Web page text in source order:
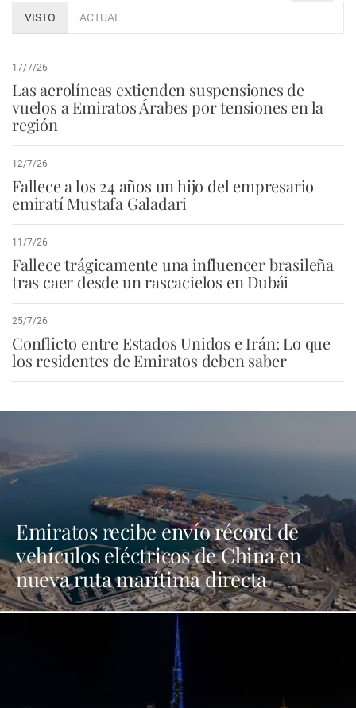
VISTO ACTUAL
17/7/26
Las aerolíneas extienden suspensiones de
vuelos a Emiratos Árabes por tensiones en la
región
12/7/26
Fallece a los 24 años un hijo del empresario
emiratí Mustafa Galadari
11/7/26
Fallece trágicamente una influencer brasileña
tras caer desde un rascacielos en Dubái
25/7/26
Conflicto entre Estados Unidos e Irán: Lo que
los residentes de Emiratos deben saber
Emiratos recibe envío récord de
vehículos eléctricos de China en
nueva ruta marítima directa